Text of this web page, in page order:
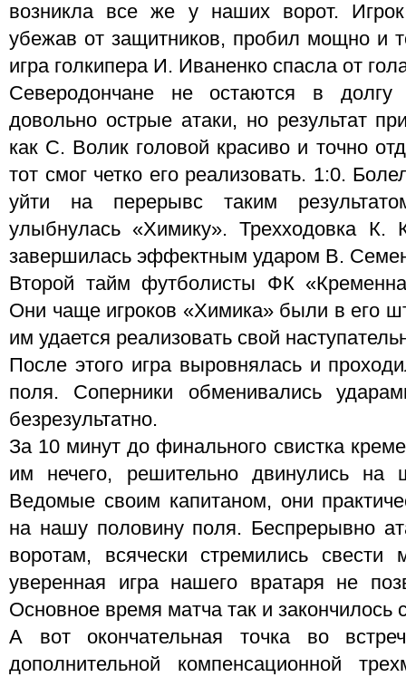
возникла все же у наших ворот.
убежав от защитников, пробил мощно и
игра голкипера И. Иваненко спасла от
Северодончане не остаются в
довольно острые атаки, но результат
как С. Волик головой красиво и точно
тот смог четко его реализовать. 1:0.
уйти на перерывс таким
улыбнулась «Химику». Трехходовка К.
завершилась эффектным ударом В.
Второй тайм футболисты ФК
Они чаще игроков «Химика» были в его
им удается реализовать свой
После этого игра выровнялась и
поля. Соперники обменивались
безрезультатно.
За 10 минут до финального свистка
им нечего, решительно двинулись на
Ведомые своим капитаном, они
на нашу половину поля. Беспрерывно
воротам, всячески стремились
уверенная игра нашего вратаря не
Основное время матча так и закончилось
А вот окончательная точка во
дополнительной компенсационной